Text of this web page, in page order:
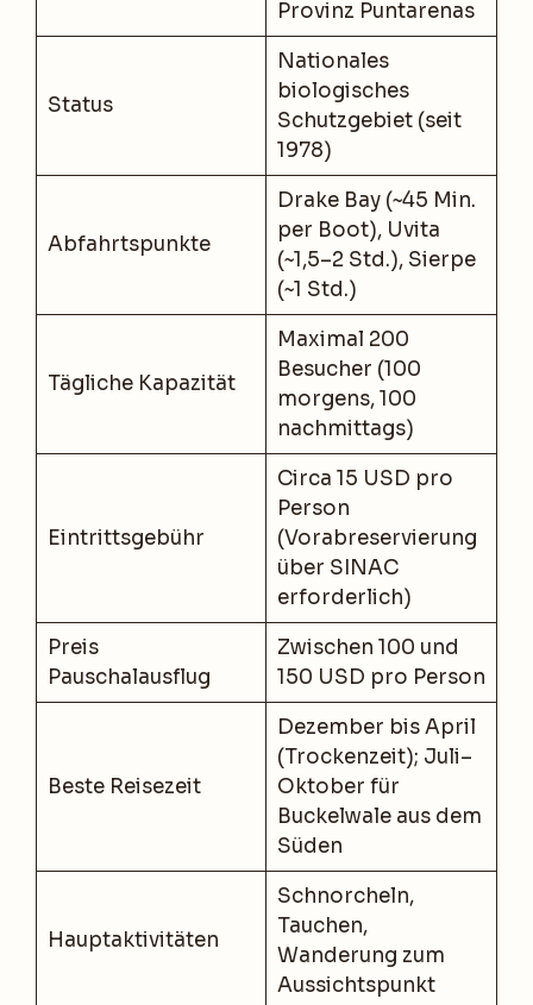
Provinz Puntarenas
Status
Nationales
biologisches
Schutzgebiet (seit
1978)
Abfahrtspunkte
Drake Bay (~45 Min.
per Boot), Uvita
(~1,5–2 Std.), Sierpe
(~1 Std.)
Tägliche Kapazität
Maximal 200
Besucher (100
morgens, 100
nachmittags)
Eintrittsgebühr
Circa 15 USD pro
Person
(Vorabreservierung
über SINAC
erforderlich)
Preis
Pauschalausflug
Zwischen 100 und
150 USD pro Person
Beste Reisezeit
Dezember bis April
(Trockenzeit); Juli–
Oktober für
Buckelwale aus dem
Süden
Hauptaktivitäten
Schnorcheln,
Tauchen,
Wanderung zum
Aussichtspunkt